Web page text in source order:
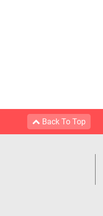
Back To Top